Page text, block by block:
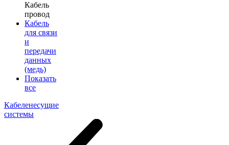
Кабель
провод
Кабель
для связи
и
передачи
данных
(медь)
Показать
все
Кабеленесущие
системы